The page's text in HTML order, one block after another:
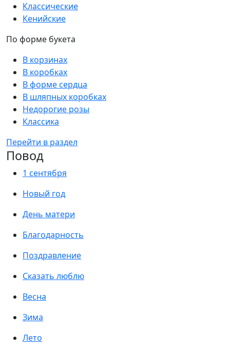
Классические
Кенийские
По форме букета
В корзинах
В коробках
В форме сердца
В шляпных коробках
Недорогие розы
Классика
Перейти в раздел
Повод
1 сентября
Новый год
День матери
Благодарность
Поздравление
Сказать люблю
Весна
Зима
Лето